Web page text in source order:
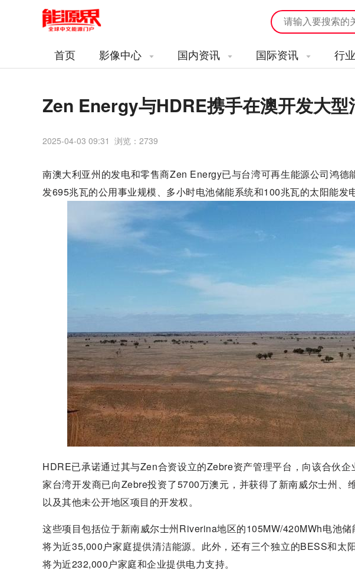
首页 影像中心 国内资讯 国际资讯 行
Zen Energy与HDRE携手在澳开发大型
2025-04-03 09:31 浏览： 2739
南澳大利亚州的发电和零售商Zen Energy已与台湾可再生能源公司鸿
发695兆瓦的公用事业规模、多小时电池储能系统和100兆瓦的太阳能发
HDRE已承诺通过其与Zen合资设立的Zebre资产管理平台，向该合伙
家台湾开发商已向Zebre投资了5700万澳元，并获得了新南威尔士州、
以及其他未公开地区项目的开发权。
这些项目包括位于新南威尔士州Riverina地区的105MW/420MWh电池
将为近35,000户家庭提供清洁能源。此外，还有三个独立的BESS和太
将为近232,000户家庭和企业提供电力支持。